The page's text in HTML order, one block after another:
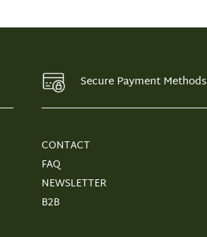
Secure Payment Methods
CONTACT
FAQ
NEWSLETTER
B2B